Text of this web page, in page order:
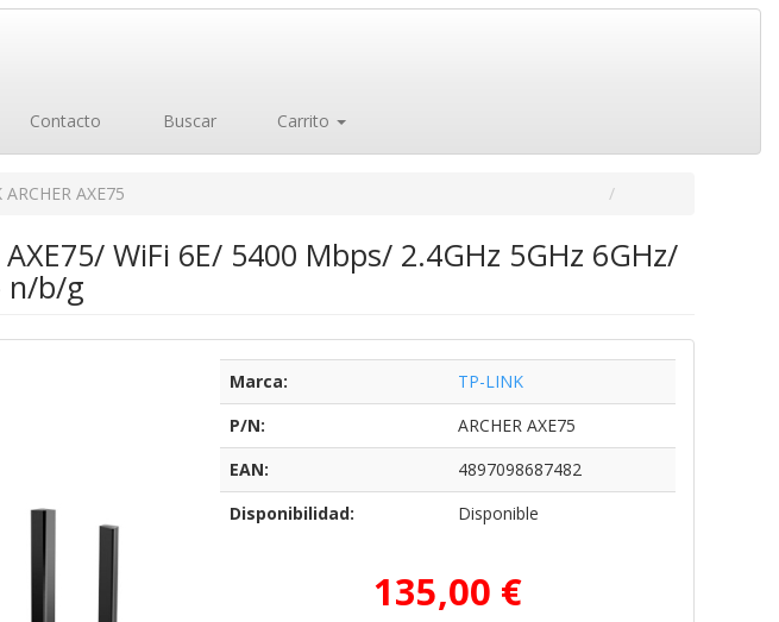
Contacto Buscar Carrito
AXE75
WiFi 6E/ 5400 Mbps/ 2.4GHz 5GHz 6GHz/
n/b/g
Marca:
TP-LINK
P/N:
ARCHER AXE75
EAN:
4897098687482
Disponibilidad:
Disponible
135,00 €